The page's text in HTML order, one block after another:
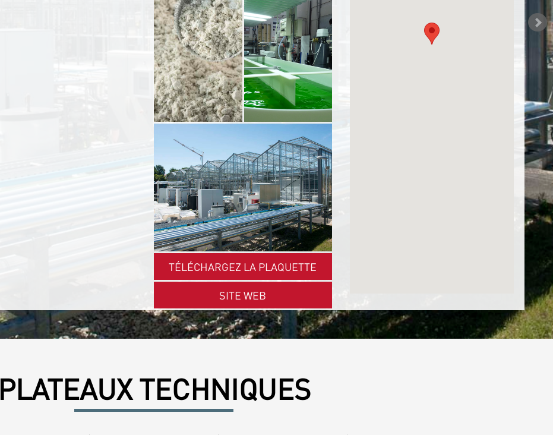
SITE WEB
TÉLÉCHARGEZ LA PLAQUETTE
PLATEAUX TECHNIQUES